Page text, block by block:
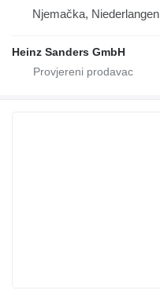
Njemačka, Niederlangen
Heinz Sanders GmbH